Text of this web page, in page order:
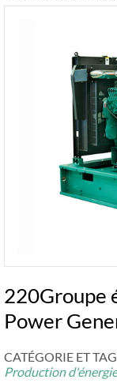
220Groupe
Power
CATÉGORIE ET
Production